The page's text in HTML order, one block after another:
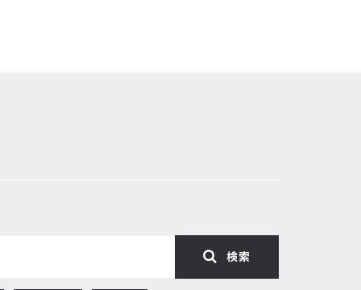
検索